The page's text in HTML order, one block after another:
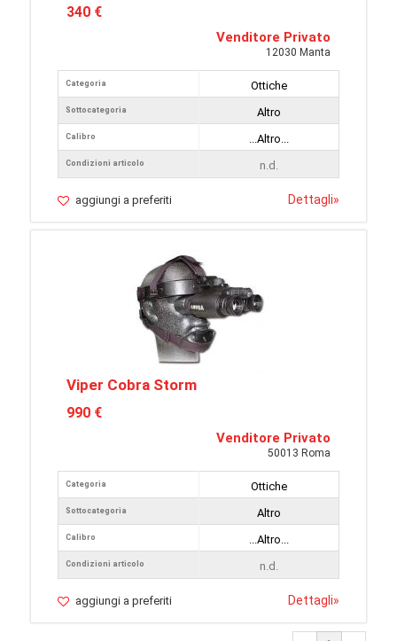
340 €
Venditore Privato
12030 Manta
Categoria
Sottocategoria
Calibro
Condizioni articolo
Ottiche
Altro
...Altro...
n.d.
aggiungi a preferiti Dettagli»
Viper Cobra Storm
990 €
Venditore Privato
50013 Roma
Categoria
Sottocategoria
Calibro
Condizioni articolo
Ottiche
Altro
...Altro...
n.d.
aggiungi a preferiti Dettagli»